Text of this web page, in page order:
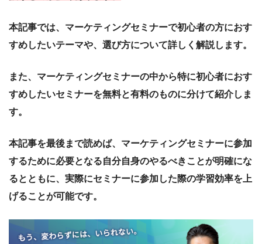
本記事では、マーケティングセミナーで初心者の方におす
すめしたいテーマや、選び方について詳しく解説します。
また、マーケティングセミナーの中から特に初心者におす
すめしたいセミナーを無料と有料のものに分けて紹介しま
す。
本記事を最後まで読めば、マーケティングセミナーに参加
するために必要となる自分自身のやるべきことが明確にな
るとともに、実際にセミナーに参加した際の学習効率を上
げることが可能です。